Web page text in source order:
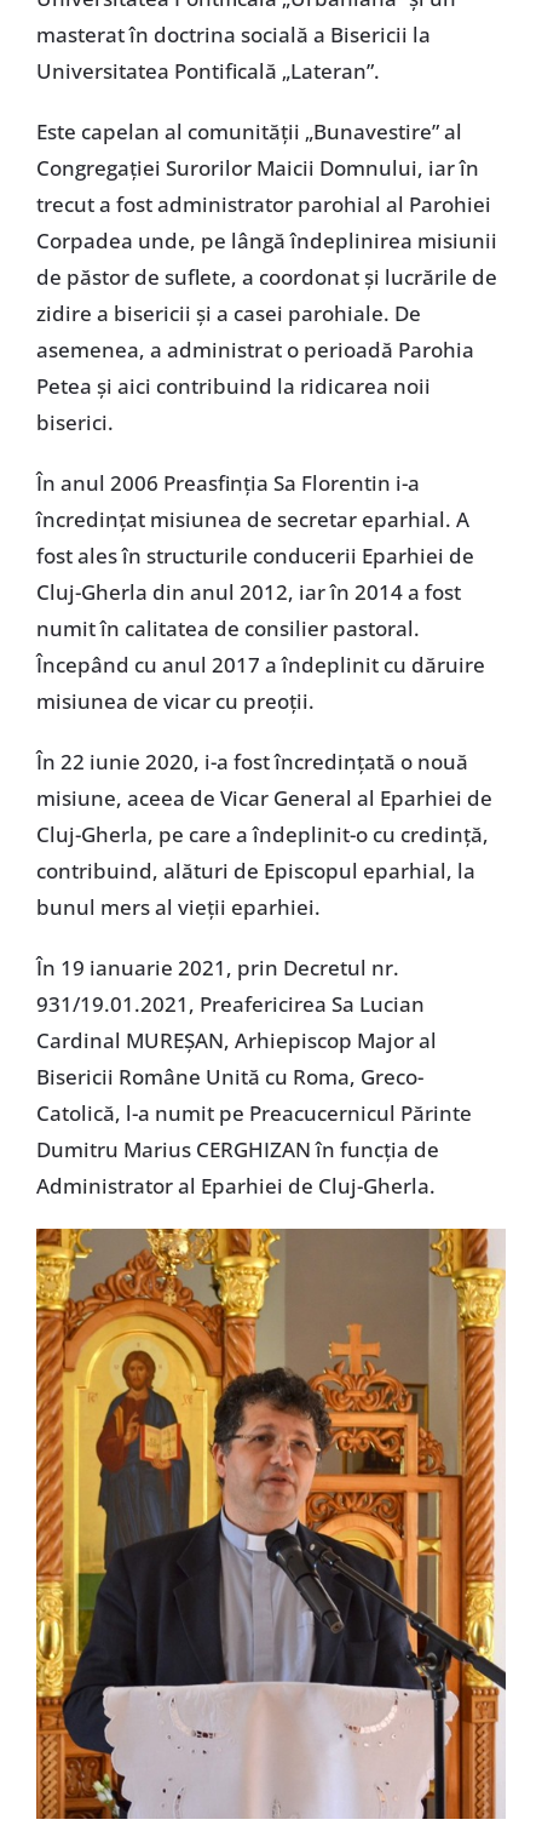
masterat în doctrina socială a Bisericii la
Universitatea Pontificală „Lateran”.
Este capelan al comunității „Bunavestire” al
Congregației Surorilor Maicii Domnului, iar în
trecut a fost administrator parohial al Parohiei
Corpadea unde, pe lângă îndeplinirea misiunii
de păstor de suflete, a coordonat și lucrările de
zidire a bisericii și a casei parohiale. De
asemenea, a administrat o perioadă Parohia
Petea și aici contribuind la ridicarea noii
biserici.
În anul 2006 Preasfinția Sa Florentin i-a
încredințat misiunea de secretar eparhial. A
fost ales în structurile conducerii Eparhiei de
Cluj-Gherla din anul 2012, iar în 2014 a fost
numit în calitatea de consilier pastoral.
Începând cu anul 2017 a îndeplinit cu dăruire
misiunea de vicar cu preoții.
În 22 iunie 2020, i-a fost încredințată o nouă
misiune, aceea de Vicar General al Eparhiei de
Cluj-Gherla, pe care a îndeplinit-o cu credință,
contribuind, alături de Episcopul eparhial, la
bunul mers al vieții eparhiei.
În 19 ianuarie 2021, prin Decretul nr.
931/19.01.2021, Preafericirea Sa Lucian
Cardinal MUREȘAN, Arhiepiscop Major al
Bisericii Române Unită cu Roma, Greco-
Catolică, l-a numit pe Preacucernicul Părinte
Dumitru Marius CERGHIZAN în funcția de
Administrator al Eparhiei de Cluj-Gherla.